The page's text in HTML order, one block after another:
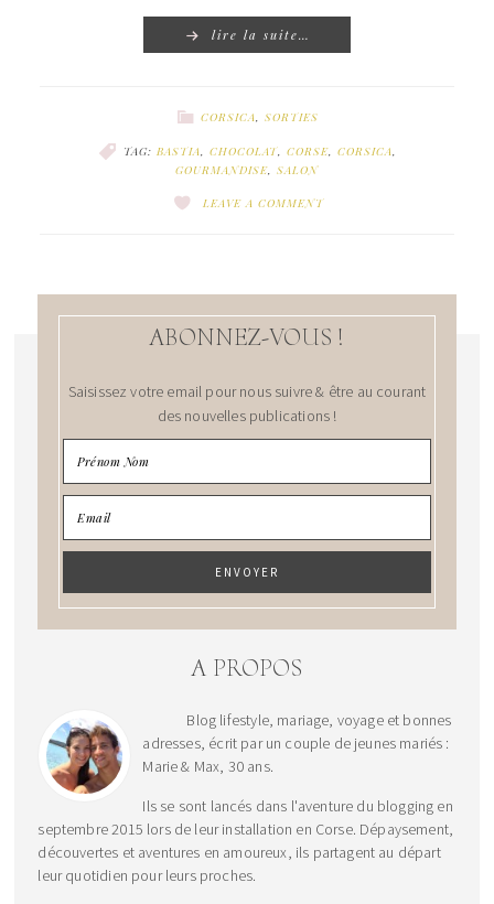
lire la suite…
CORSICA, SORTIES
TAG: BASTIA, CHOCOLAT, CORSE, CORSICA,
GOURMANDISE, SALON
LEAVE A COMMENT
ABONNEZ-VOUS !
Saisissez votre email pour nous suivre & être au courant
des nouvelles publications !
A PROPOS
Blog lifestyle, mariage, voyage et bonnes
adresses, écrit par un couple de jeunes mariés :
Marie & Max, 30 ans.
Ils se sont lancés dans l'aventure du blogging en
septembre 2015 lors de leur installation en Corse. Dépaysement,
découvertes et aventures en amoureux, ils partagent au départ
leur quotidien pour leurs proches.